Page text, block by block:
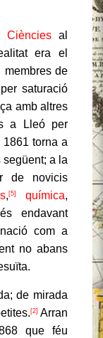
Ciènciesal
era el
de
saturació
amb altres
a Lleó per
1861 torna a
a la
de novicis
,[5] química,
endavant
com a
no abans
de mirada
[2] Arran
que féu